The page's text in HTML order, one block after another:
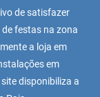
de satisfazer
festas na zona
a loja em
em
disponibiliza a